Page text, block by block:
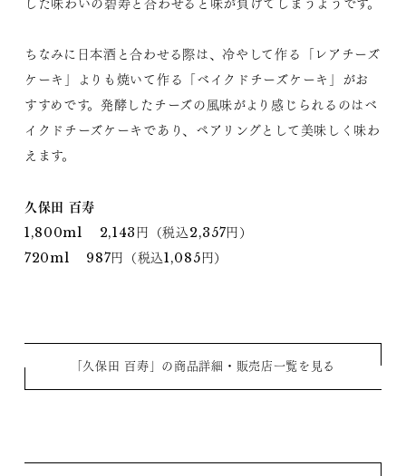
した味わいの碧寿と合わせると味が負けてしまうようです。
ちなみに日本酒と合わせる際は、冷やして作る「レアチーズ
ケーキ」よりも焼いて作る「ベイクドチーズケーキ」がお
すすめです。発酵したチーズの風味がより感じられるのはベ
イクドチーズケーキであり、ペアリングとして美味しく味わ
えます。
久保田 百寿
1,800ml 2,143円（税込2,357円）
720ml 987円（税込1,085円）
「久保田 百寿」の商品詳細・販売店一覧を見る